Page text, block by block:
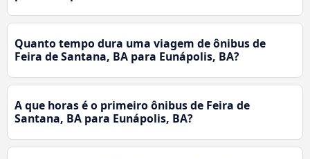
Quanto tempo dura uma viagem de ônibus de
Feira de Santana, BA para Eunápolis, BA?
A que horas é o primeiro ônibus de Feira de
Santana, BA para Eunápolis, BA?